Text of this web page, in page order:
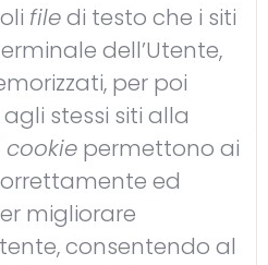
filedi testo che i siti
dell’Utente,
per poi
stessi siti alla
cookie permettono ai
ed
migliorare
consentendo al